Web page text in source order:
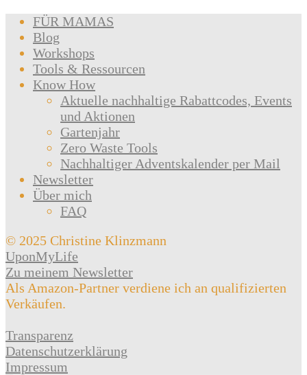
FÜR MAMAS
Blog
Workshops
Tools & Ressourcen
Know How
Aktuelle nachhaltige Rabattcodes, Events
und Aktionen
Gartenjahr
Zero Waste Tools
Nachhaltiger Adventskalender per Mail
Newsletter
Über mich
FAQ
© 2025 Christine Klinzmann
UponMyLife
Zu meinem Newsletter
Als Amazon-Partner verdiene ich an qualifizierten
Verkäufen.
Transparenz
Datenschutzerklärung
Impressum